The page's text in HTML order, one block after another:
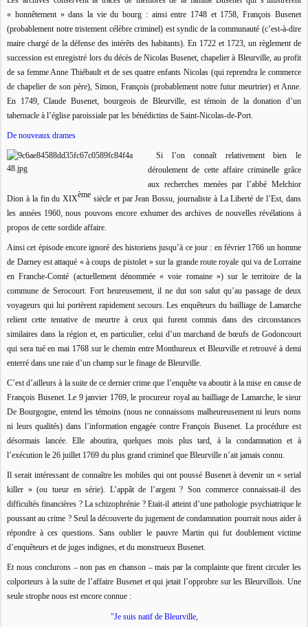
« honnêtement » dans la vie du bourg : ainsi entre 1748 et 1758, François Busenet
(probablement notre tristement célèbre criminel) est syndic de la communauté (c’est-à-dire
maire chargé de la défense des intérêts des habitants). En 1722 et 1723, un règlement de
succession est enregistré lors du décès de Nicolas Busenet, chapelier à Bleurville, au profit
de sa femme Anne Thiébault et de ses quatre enfants Nicolas (qui reprendra le commerce
de chapelier de son père), Simon, François (probablement notre futur meurtrier) et Anne.
En 1749, Claude Busenet, bourgeois de Bleurville, est témoin de la donation d’un
tabernacle à l’église paroissiale par les bénédictins de Saint-Nicolas-de-Port.
De nouveaux drames
Si l’on connaît relativement bien le
déroulement de cette affaire criminelle grâce
aux recherches menées par l’abbé Melchior
Dion à la fin du XIXème siècle et par Jean Bossu, journaliste à La Liberté de l’Est, dans
les années 1960, nous pouvons encore exhumer des archives de nouvelles révélations à
propos de cette sordide affaire.
Ainsi cet épisode encore ignoré des historiens jusqu’à ce jour : en février 1766 un homme
de Darney est attaqué « à coups de pistolet » sur la grande route royale qui va de Lorraine
en Franche-Comté (actuellement dénommée « voie romaine ») sur le territoire de la
commune de Serocourt. Fort heureusement, il ne dut son salut qu’au passage de deux
voyageurs qui lui portèrent rapidement secours. Les enquêteurs du bailliage de Lamarche
relient cette tentative de meurtre à ceux qui furent commis dans des circonstances
similaires dans la région et, en particulier, celui d’un marchand de bœufs de Godoncourt
qui sera tué en mai 1768 sur le chemin entre Monthureux et Bleurville et retrouvé à demi
enterré dans une raie d’un champ sur le finage de Bleurville.
C’est d’ailleurs à la suite de ce dernier crime que l’enquête va aboutir à la mise en cause de
François Busenet. Le 9 janvier 1769, le procureur royal au bailliage de Lamarche, le sieur
De Bourgogne, entend les témoins (nous ne connaissons malheureusement ni leurs noms
ni leurs qualités) dans l’information engagée contre François Busenet. La procédure est
désormais lancée. Elle aboutira, quelques mois plus tard, à la condamnation et à
l’exécution le 26 juillet 1769 du plus grand criminel que Bleurville n’ait jamais connu.
Il serait intéressant de connaître les mobiles qui ont poussé Busenet à devenir un « serial
killer » (ou tueur en série). L’appât de l’argent ? Son commerce connaissait-il des
difficultés financières ? La schizophrénie ? Etait-il atteint d’une pathologie psychiatrique le
poussant au crime ? Seul la découverte du jugement de condamnation pourrait nous aider à
répondre à ces questions. Sans oublier le pauvre Martin qui fut doublement victime
d’enquêteurs et de juges indignes, et du monstrueux Busenet.
Et nous conclurons – non pas en chanson – mais par la complainte que firent circuler les
colporteurs à la suite de l’affaire Busenet et qui jetait l’opprobre sur les Bleurvillois. Une
seule strophe nous est encore connue :
"Je suis natif de Bleurville,